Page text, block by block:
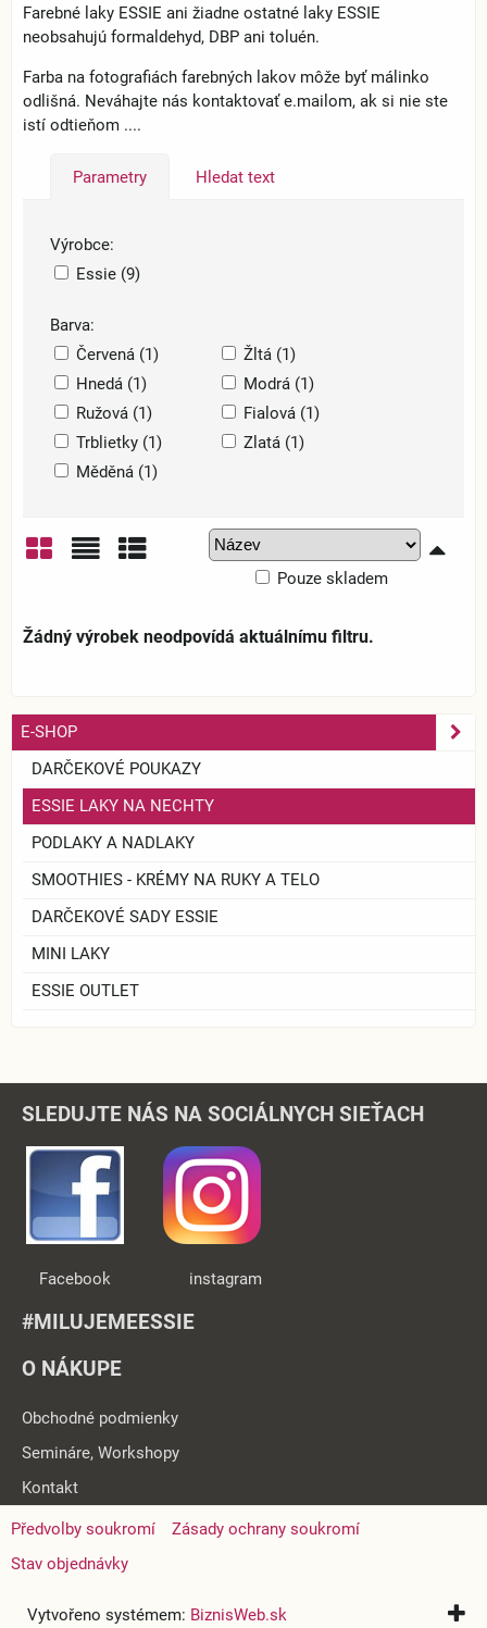
Farebné laky ESSIE ani žiadne ostatné laky ESSIE
neobsahujú formaldehyd, DBP ani toluén.
Farba na fotografiách farebných lakov môže byť málinko
odlišná. Neváhajte nás kontaktovať e.mailom, ak si nie ste
istí odtieňom ....
Parametry Hledat text
Výrobce:
Essie (9)
Barva:
Červená (1)
Žltá (1)
Hnedá (1)
Modrá (1)
Ružová (1)
Fialová (1)
Trblietky (1)
Zlatá (1)
Měděná (1)
Pouze skladem
E-SHOP
DARČEKOVÉ POUKAZY
ESSIE LAKY NA NECHTY
PODLAKY A NADLAKY
SMOOTHIES - KRÉMY NA RUKY A TELO
DARČEKOVÉ SADY ESSIE
MINI LAKY
ESSIE OUTLET
SLEDUJTE NÁS NA SOCIÁLNYCH SIEŤACH
Facebook instagram
#MILUJEMEESSIE
O NÁKUPE
Obchodné podmienky
Semináre, Workshopy
Kontakt
Předvolby soukromí
Zásady ochrany soukromí
Stav objednávky
Vytvořeno systémem: BiznisWeb.sk